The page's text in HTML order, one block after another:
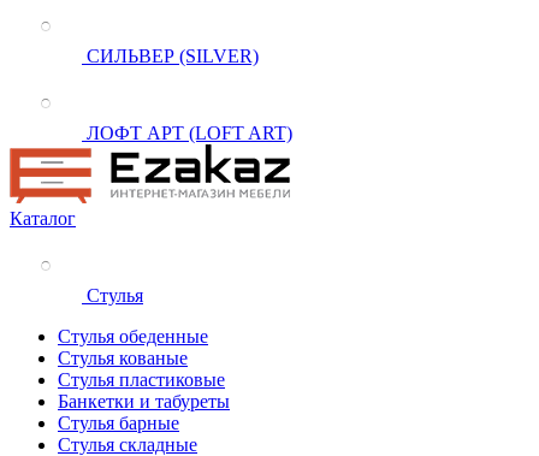
СИЛЬВЕР (SILVER)
ЛОФТ АРТ (LOFT ART)
Каталог
Стулья
Стулья обеденные
Стулья кованые
Стулья пластиковые
Банкетки и табуреты
Стулья барные
Стулья складные